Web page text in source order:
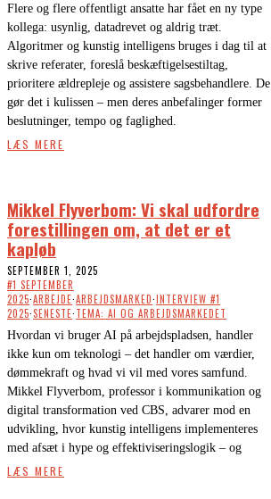
Flere og flere offentligt ansatte har fået en ny type
kollega: usynlig, datadrevet og aldrig træt.
Algoritmer og kunstig intelligens bruges i dag til at
skrive referater, foreslå beskæftigelsestiltag,
prioritere ældrepleje og assistere sagsbehandlere. De
gør det i kulissen – men deres anbefalinger former
beslutninger, tempo og faglighed.
LÆS MERE
Mikkel Flyverbom: Vi skal udfordre
forestillingen om, at det er et
kapløb
SEPTEMBER 1, 2025
#1 SEPTEMBER
2025·ARBEJDE·ARBEJDSMARKED·INTERVIEW #1
2025·SENESTE·TEMA: AI OG ARBEJDSMARKEDET
Hvordan vi bruger AI på arbejdspladsen, handler
ikke kun om teknologi – det handler om værdier,
dømmekraft og hvad vi vil med vores samfund.
Mikkel Flyverbom, professor i kommunikation og
digital transformation ved CBS, advarer mod en
udvikling, hvor kunstig intelligens implementeres
med afsæt i hype og effektiviseringslogik – og
LÆS MERE